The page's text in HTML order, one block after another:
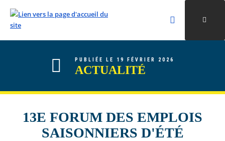
ALLER AU CONTENU
ALLER AU MENU
ALLER À LA RECHERCHE
Rechercher
Valider la
PUBLIÉE LE 19 FÉVRIER 2026
ACTUALITÉ
13E FORUM DES EMPLOIS
SAISONNIERS D'ÉTÉ